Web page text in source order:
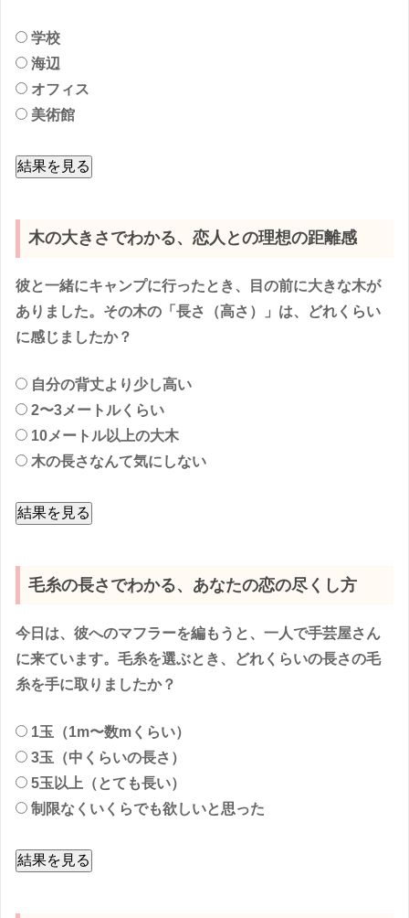
学校
海辺
オフィス
美術館
結果を見る
木の大きさでわかる、恋人との理想の距離感
彼と一緒にキャンプに行ったとき、目の前に大きな木が
ありました。その木の「長さ（高さ）」は、どれくらい
に感じましたか？
自分の背丈より少し高い
2〜3メートルくらい
10メートル以上の大木
木の長さなんて気にしない
結果を見る
毛糸の長さでわかる、あなたの恋の尽くし方
今日は、彼へのマフラーを編もうと、一人で手芸屋さん
に来ています。毛糸を選ぶとき、どれくらいの長さの毛
糸を手に取りましたか？
1玉（1m〜数mくらい）
3玉（中くらいの長さ）
5玉以上（とても長い）
制限なくいくらでも欲しいと思った
結果を見る